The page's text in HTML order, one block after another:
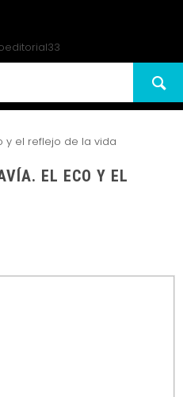
y el reflejo de la vida
EL ECO Y EL